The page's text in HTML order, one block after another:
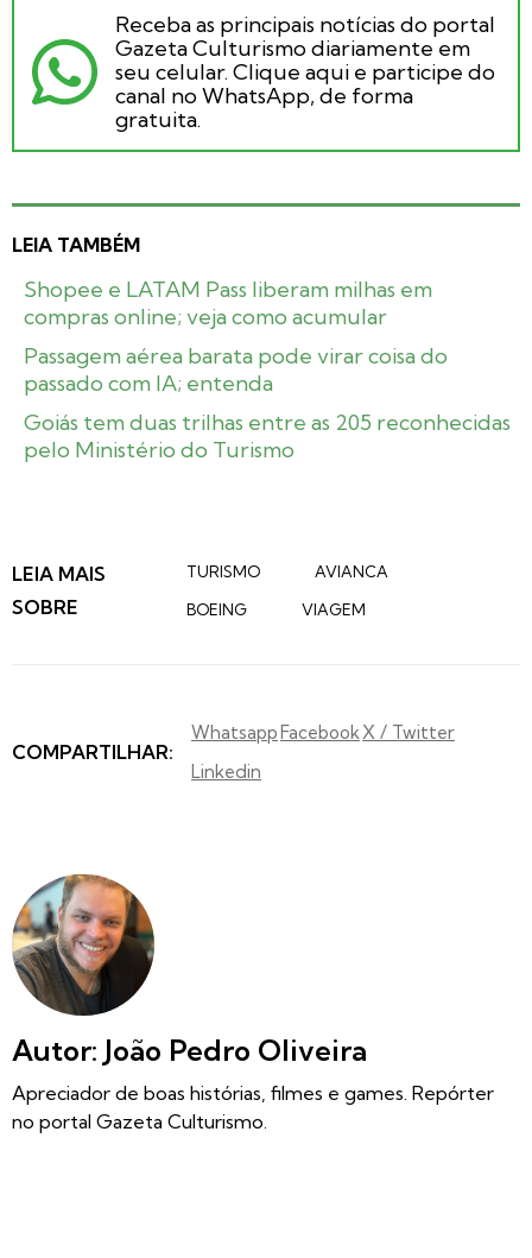
Receba as principais notícias do portal
Gazeta Culturismo diariamente em
seu celular. Clique aqui e participe do
canal no WhatsApp, de forma
gratuita.
LEIA TAMBÉM
Shopee e LATAM Pass liberam milhas em
compras online; veja como acumular
Passagem aérea barata pode virar coisa do
passado com IA; entenda
Goiás tem duas trilhas entre as 205 reconhecidas
pelo Ministério do Turismo
LEIA MAIS
SOBRE
TURISMO
AVIANCA
BOEING
VIAGEM
COMPARTILHAR:
WhatsappFacebook X / Twitter
Linkedin
Autor: João Pedro Oliveira
Apreciador de boas histórias, filmes e games. Repórter
no portal Gazeta Culturismo.